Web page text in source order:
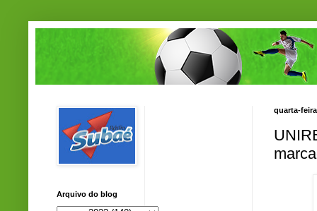
quarta-
Arquivo do blog